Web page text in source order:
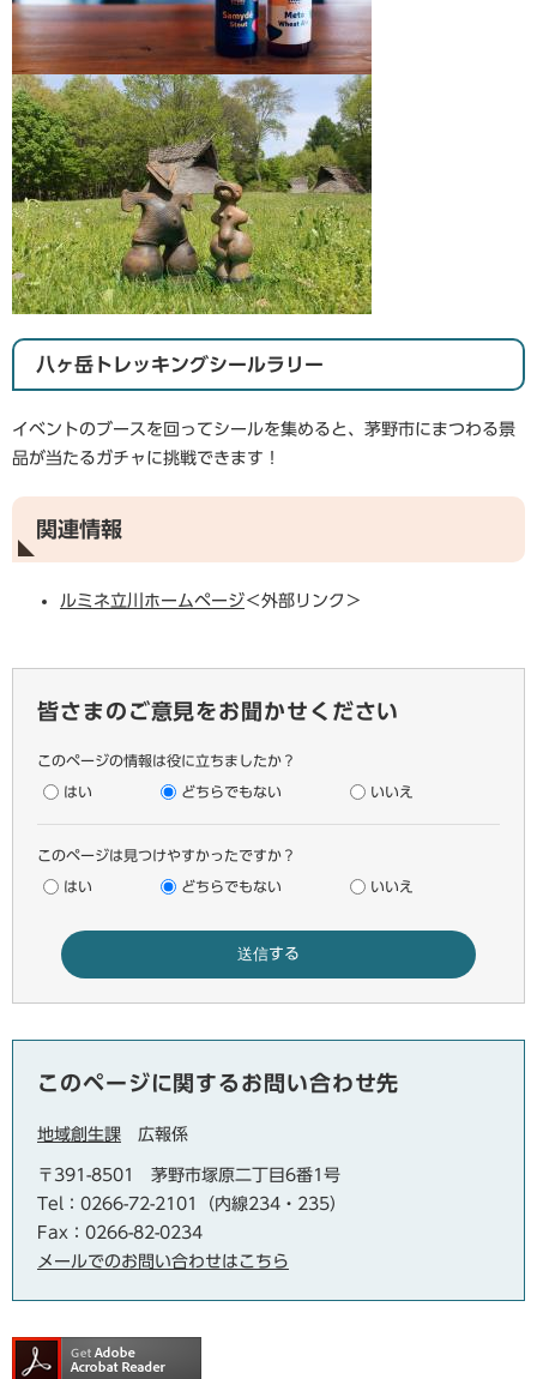
八ヶ岳トレッキングシールラリー
​​イベントのブースを回ってシールを集めると、茅野市にまつわる景
品が当たるガチャに挑戦できます！
関連情報
ルミネ立川ホームページ＜外部リンク＞
皆さまのご意見をお聞かせください
このページの情報は役に立ちましたか？
はい どちらでもない いいえ
このページは見つけやすかったですか？
はい どちらでもない いいえ
このページに関するお問い合わせ先
地域創生課 広報係
〒391-8501
茅野市塚原二丁目6番1号
Tel：0266-72-2101（内線234・235）
Fax：0266-82-0234
メールでのお問い合わせはこちら